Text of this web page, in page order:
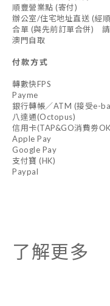
順豐營業點 (寄付)
辦公室/住宅地址直送 (經
合單 (與先前訂單合併)
澳門自取
付款方式
轉數快FPS
Payme
銀行轉帳／ATM (接受e-
八達通(Octopus)
信用卡(TAP&GO消費劵
Apple Pay
Google Pay
支付寶 (HK)
Paypal
了解更多